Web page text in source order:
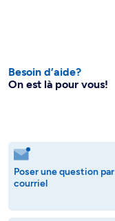
Besoin d’aide?
On est là pour vous!
Poser une question par
courriel